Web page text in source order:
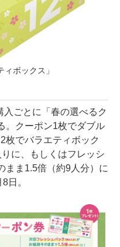
ボックス」
ごとに「春の選べるク
。クーポン1枚でダブル
枚でバラエティボック
に、もしくはフレッシ
まま1.5倍（約9人分）に
日。